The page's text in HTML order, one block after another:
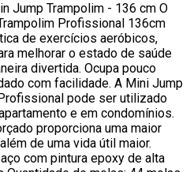
Jump Trampolim - 136 cm O
Profissional 136cm
de exercícios aeróbicos,
melhorar o estado de saúde
divertida. Ocupa pouco
com facilidade. A Mini Jump
pode ser utilizado
e em condomínios.
proporciona uma maior
de uma vida útil maior.
com pintura epoxy de alta